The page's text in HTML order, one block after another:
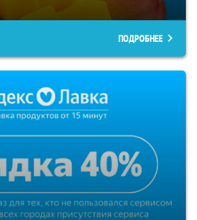
ПОДРОБНЕЕ